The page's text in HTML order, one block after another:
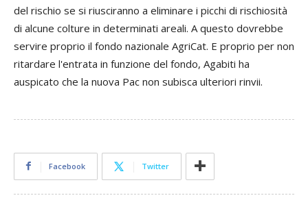
del rischio se si riusciranno a eliminare i picchi di rischiosità
di alcune colture in determinati areali. A questo dovrebbe
servire proprio il fondo nazionale AgriCat. E proprio per non
ritardare l'entrata in funzione del fondo, Agabiti ha
auspicato che la nuova Pac non subisca ulteriori rinvii.
Facebook Twitter